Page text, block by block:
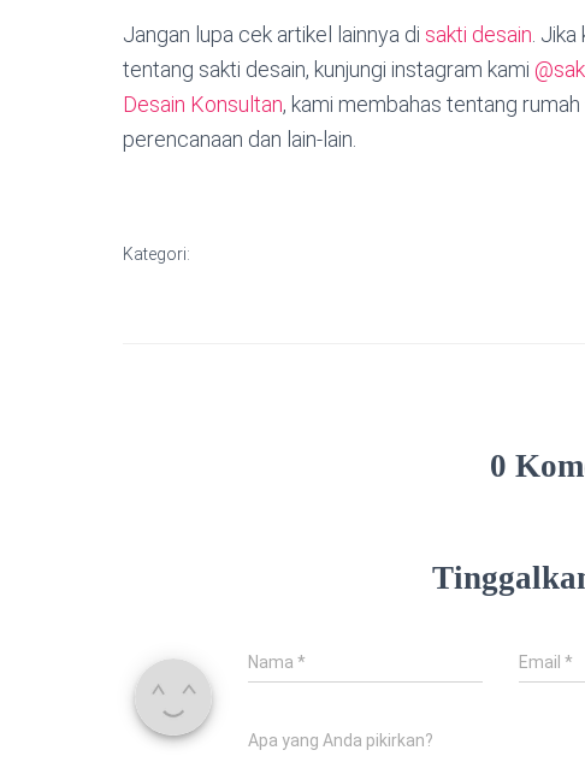
Jangan lupa cek artikel lainnya di sakti desain. Jika
tentang sakti desain, kunjungi instagram kami
Desain Konsultan, kami membahas tentang
perencanaan dan lain-lain.
Kategori:
0
Nama * Email*
Apa yang Anda pikirkan?